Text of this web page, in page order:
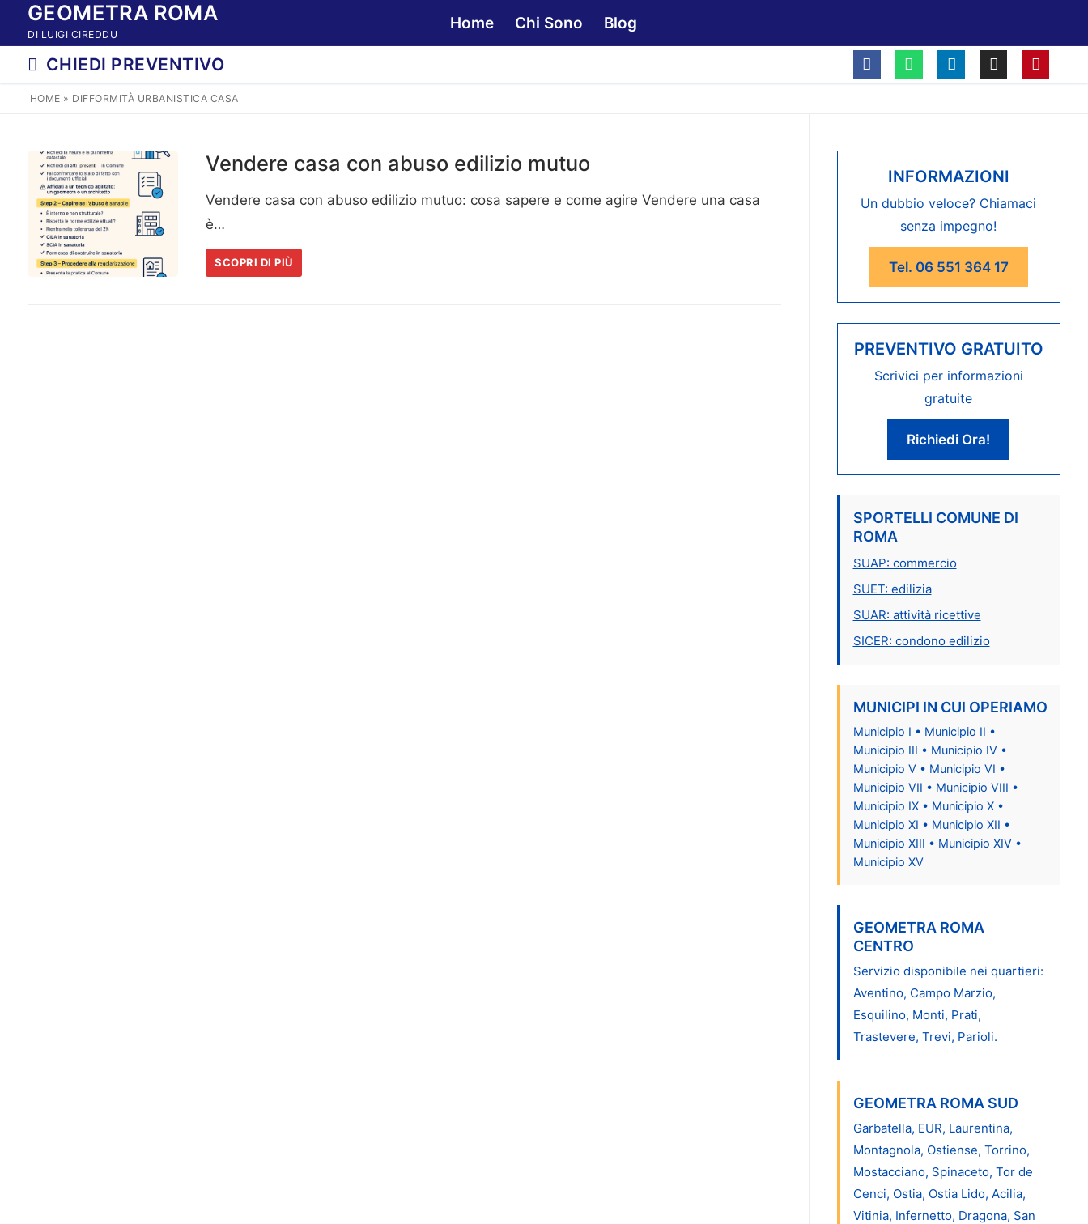
contenuto
GEOMETRA ROMA
DI LUIGI CIREDDU
Home Chi Sono Blog
CHIEDI PREVENTIVO
HOME » DIFFORMITÀ URBANISTICA CASA
Vendere casa con abuso edilizio mutuo
Vendere casa con abuso edilizio mutuo: cosa sapere e come agire Vendere una casa
è…
SCOPRI DI PIÙ
INFORMAZIONI
Un dubbio veloce? Chiamaci
senza impegno!
Tel. 06 551 364 17
PREVENTIVO GRATUITO
Scrivici per informazioni
gratuite
Richiedi Ora!
SPORTELLI COMUNE DI
ROMA
SUAP: commercio
SUET: edilizia
SUAR: attività ricettive
SICER: condono edilizio
MUNICIPI IN CUI OPERIAMO
Municipio I • Municipio II •
Municipio III • Municipio IV •
Municipio V • Municipio VI •
Municipio VII • Municipio VIII •
Municipio IX • Municipio X •
Municipio XI • Municipio XII •
Municipio XIII • Municipio XIV •
Municipio XV
GEOMETRA ROMA
CENTRO
Servizio disponibile nei quartieri:
Aventino, Campo Marzio,
Esquilino, Monti, Prati,
Trastevere, Trevi, Parioli.
GEOMETRA ROMA SUD
Garbatella, EUR, Laurentina,
Montagnola, Ostiense, Torrino,
Mostacciano, Spinaceto, Tor de
Cenci, Ostia, Ostia Lido, Acilia,
Vitinia, Infernetto, Dragona, San